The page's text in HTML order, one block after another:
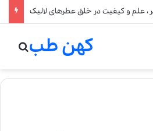
علم و کیفیت در خلق عطرهای لالیک
کهن طب